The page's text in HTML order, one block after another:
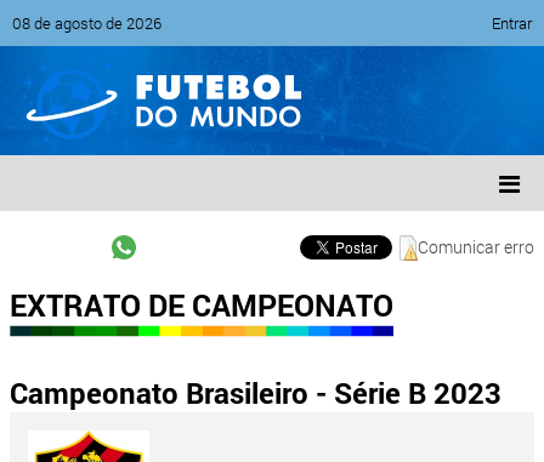
08 de agosto de 2026 Entrar
Comunicar erro
EXTRATO DE CAMPEONATO
Campeonato Brasileiro - Série B 2023